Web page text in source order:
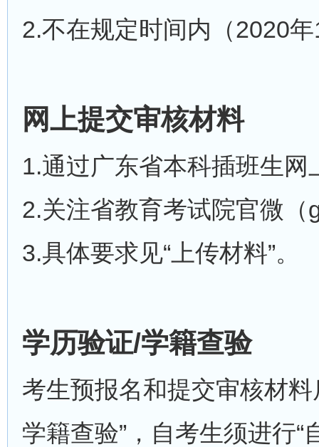
2.不在规定时间内（2020
网上提交审核材料
1.通过广东省本科插班生
2.关注省教育考试院官微
3.具体要求见“上传材料”。
学历验证/学籍查验
考生预报名和提交审核材料
学籍查验”，自考生须进行